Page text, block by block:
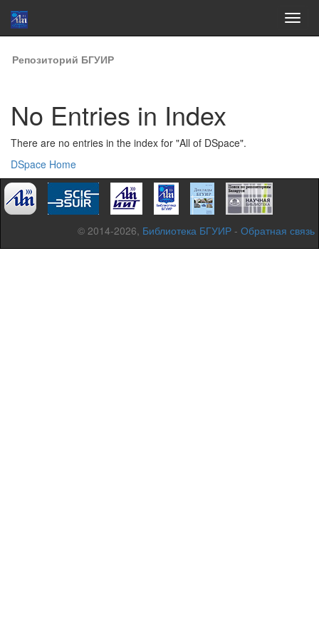
Skip
navigation
Репозиторий БГУИР
No Entries in Index
There are no entries in the index for "All of DSpace".
DSpace Home
© 2014-2026, Библиотека БГУИР - Обратная связь